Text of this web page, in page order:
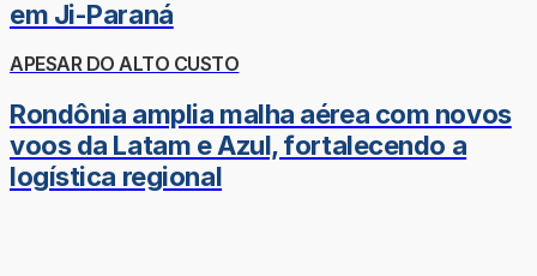
em Ji-Paraná
APESAR DO ALTO CUSTO
Rondônia amplia malha aérea com novos
voos da Latam e Azul, fortalecendo a
logística regional